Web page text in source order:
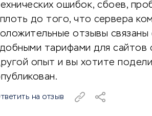
ошибок, сбоев,
до того, что сервера
отзывы
тарифами для сайтов
опыт и вы хотите
на отзыв